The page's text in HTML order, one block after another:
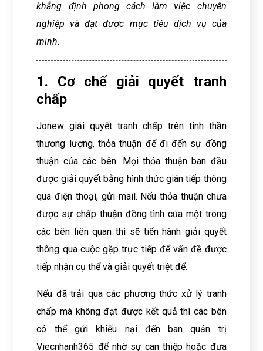
khẳng định phong cách làm việc chuyên
nghiệp và đạt được mục tiêu dịch vụ của
mình.
1. Cơ chế giải quyết tranh
chấp
Jonew giải quyết tranh chấp trên tinh thần
thương lượng, thỏa thuận để đi đến sự đồng
thuận của các bên. Mọi thỏa thuận ban đầu
được giải quyết bằng hình thức gián tiếp thông
qua điện thoại, gửi mail. Nếu thỏa thuận chưa
được sự chấp thuận đồng tình của một trong
các bên liên quan thì sẽ tiến hành giải quyết
thông qua cuộc gặp trực tiếp để vấn đề được
tiếp nhận cụ thể và giải quyết triệt để.
Nếu đã trải qua các phương thức xử lý tranh
chấp mà không đạt được kết quả thì các bên
có thể gửi khiếu nại đến ban quản trị
Viecnhanh365 để nhờ sự can thiệp hoặc đưa